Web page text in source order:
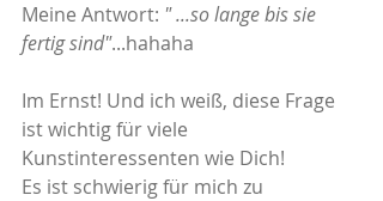
Meine Antwort: " ...so lange bis sie
fertig sind"...hahaha
Im Ernst! Und ich weiß, diese Frage
ist wichtig für viele
Kunstinteressenten wie Dich!
Es ist schwierig für mich zu